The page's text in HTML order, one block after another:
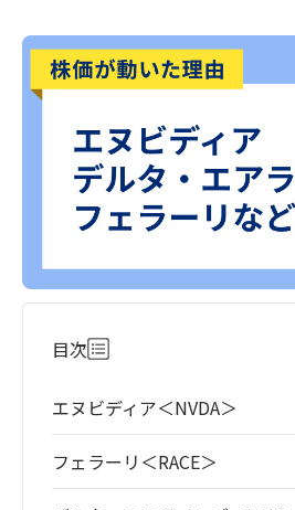
目次
エヌビディア＜NVDA＞
フェラーリ＜RACE＞